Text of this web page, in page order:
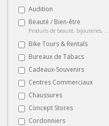
Audition
Beauté / Bien-être
Produits de beauté, bijouteries, ...
Bike Tours & Rentals
Bureaux de Tabacs
Cadeaux-Souvenirs
Centres Commerciaux
Chaussures
Concept Stores
Cordonniers